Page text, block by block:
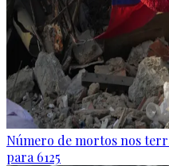
Número de mortos nos
para 6125